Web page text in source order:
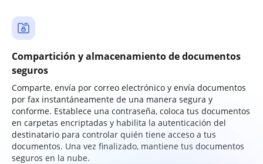
Compartición y almacenamiento de documentos
seguros
Comparte, envía por correo electrónico y envía documentos
por fax instantáneamente de una manera segura y
conforme. Establece una contraseña, coloca tus documentos
en carpetas encriptadas y habilita la autenticación del
destinatario para controlar quién tiene acceso a tus
documentos. Una vez finalizado, mantiene tus documentos
seguros en la nube.